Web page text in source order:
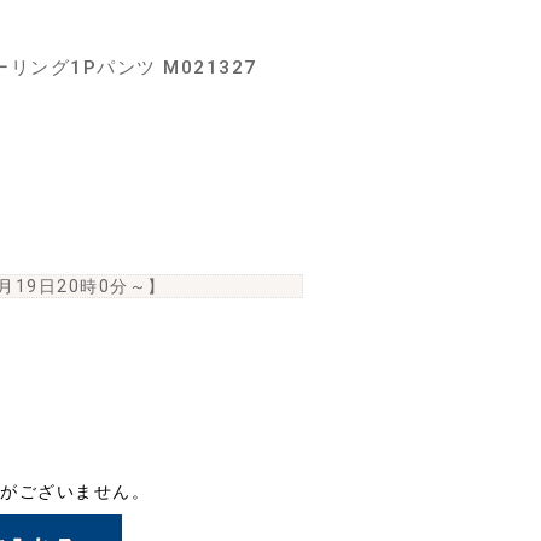
リング1Pパンツ M021327
19日20時0分 ～】
ございません。